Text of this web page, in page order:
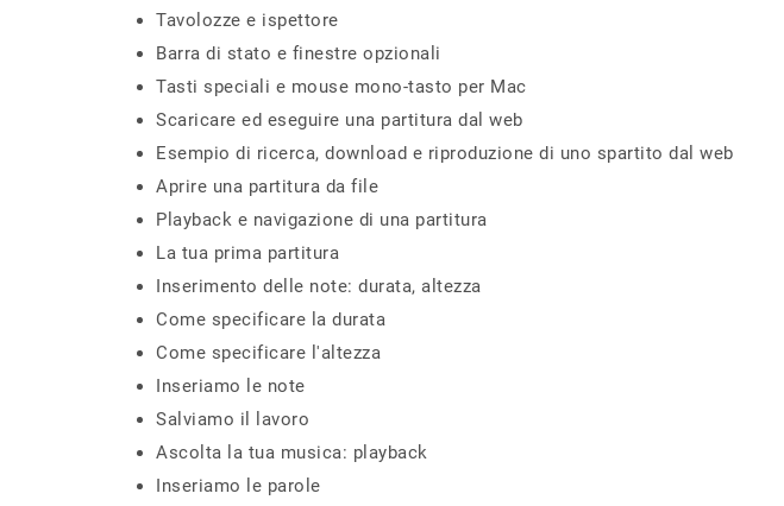
Tavolozze e ispettore
Barra di stato e finestre opzionali
Tasti speciali e mouse mono-tasto per Mac
Scaricare ed eseguire una partitura dal web
Esempio di ricerca, download e riproduzione di uno spartito dal web
Aprire una partitura da file
Playback e navigazione di una partitura
La tua prima partitura
Inserimento delle note: durata, altezza
Come specificare la durata
Come specificare l'altezza
Inseriamo le note
Salviamo il lavoro
Ascolta la tua musica: playback
Inseriamo le parole